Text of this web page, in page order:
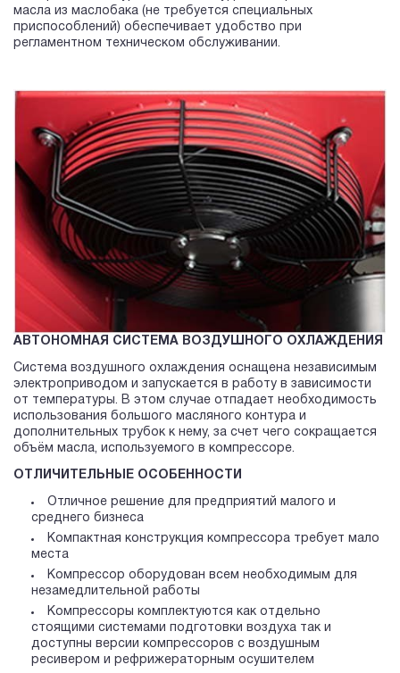
масла из маслобака (не требуется специальных
приспособлений) обеспечивает удобство при
регламентном техническом обслуживании.
АВТОНОМНАЯ СИСТЕМА ВОЗДУШНОГО ОХЛАЖДЕНИЯ
Система воздушного охлаждения оснащена независимым
электроприводом и запускается в работу в зависимости
от температуры. В этом случае отпадает необходимость
использования большого масляного контура и
дополнительных трубок к нему, за счет чего сокращается
объём масла, используемого в компрессоре.
ОТЛИЧИТЕЛЬНЫЕ ОСОБЕННОСТИ
Отличное решение для предприятий малого и
среднего бизнеса
Компактная конструкция компрессора требует мало
места
Компрессор оборудован всем необходимым для
незамедлительной работы
Компрессоры комплектуются как отдельно
стоящими системами подготовки воздуха так и
доступны версии компрессоров c воздушным
ресивером и рефрижераторным осушителем